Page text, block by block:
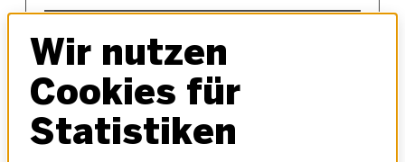
AUTOMESSE
MESSEFRÜHLING
HAUS & BAU
INNVIERTLER OKTOBERFEST
MODELLBAUMESSE
Wir nutzen
Cookies für
Statistiken